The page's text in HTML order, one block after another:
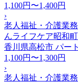
1,100円〜1,400円
›
老人福祉・介護業
んライフケア昭和町
香川県高松市 パー
1,100円〜1,300円
›
老人福祉・介護業